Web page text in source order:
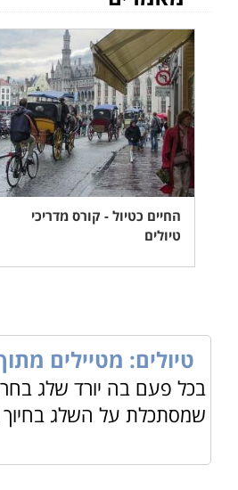
החיים כטיול - קורס מדריכי
טיולים
טיולים: מטיילים
בכל פעם בה יורד שלג
שמסתכלת על השלג בחיוך